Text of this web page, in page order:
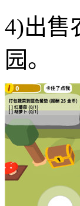
4)出售
园。